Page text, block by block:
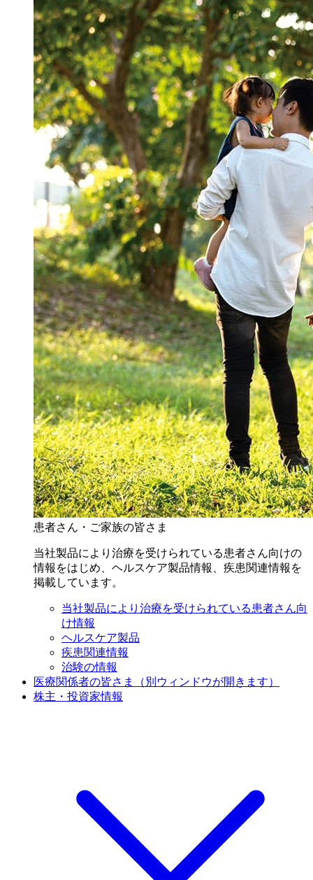
患者さん・ご家族の皆さま
当社製品により治療を受けられている患者さん向けの
情報をはじめ、ヘルスケア製品情報、疾患関連情報を
掲載しています。
当社製品により治療を受けられている患者さん向
け情報
ヘルスケア製品
疾患関連情報
治験の情報
医療関係者の皆さま
（別ウィンドウが開きます）
株主・投資家情報